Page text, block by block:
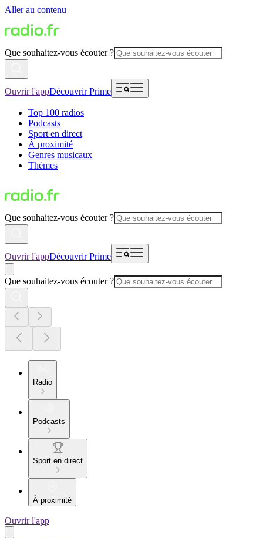
Aller au contenu
Que souhaitez-vous écouter ?
Ouvrir l'appDécouvrir Prime
Top 100 radios
Podcasts
Sport en direct
À proximité
Genres musicaux
Thèmes
Que souhaitez-vous écouter ?
Ouvrir l'appDécouvrir Prime
Que souhaitez-vous écouter ?
Radio
Podcasts
Sport en direct
À proximité
Ouvrir l'app